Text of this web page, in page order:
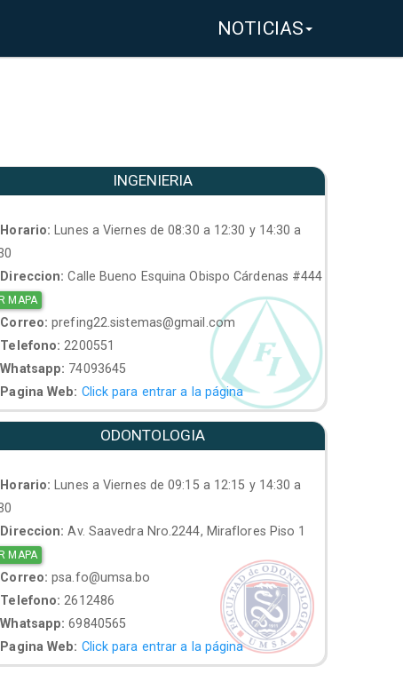
NOTICIAS
INGENIERIA
Horario:
Lunes a Viernes de 08:30 a 12:30 y 14:30 a
Calle Bueno Esquina Obispo Cárdenas #444
MAPA
Correo:prefing22.sistemas@gmail.com
Telefono: 2200551
Whatsapp: 74093645
Pagina Web: Click para entrar a la página
ODONTOLOGIA
Horario:
Lunes a Viernes de 09:15 a 12:15 y 14:30 a
Av. Saavedra Nro.2244, Miraflores Piso 1
MAPA
Correo:psa.fo@umsa.bo
Telefono: 2612486
Whatsapp:69840565
Pagina Web: Click para entrar a la página